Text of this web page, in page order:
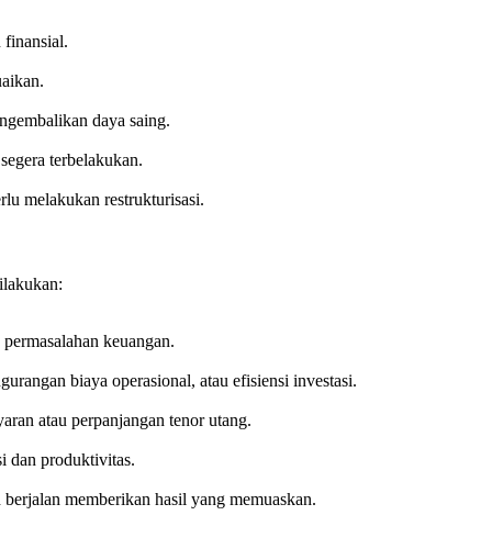
finansial.
daya saing.
terbelakukan.
melakukan restrukturisasi.
keuangan.
biaya operasional, atau efisiensi investasi.
atau perpanjangan tenor utang.
dan produktivitas.
memberikan hasil yang memuaskan.